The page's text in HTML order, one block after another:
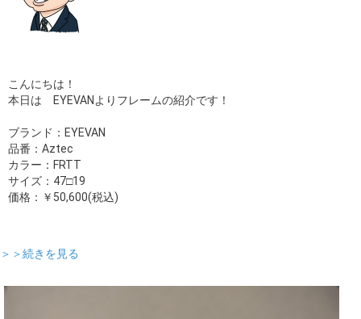
こんにちは！
本日は EYEVANよりフレームの紹介です！
ブランド：EYEVAN
品番：Aztec
カラー：FRTT
サイズ：47□19
価格：￥50,600(税込)
＞＞続きを見る